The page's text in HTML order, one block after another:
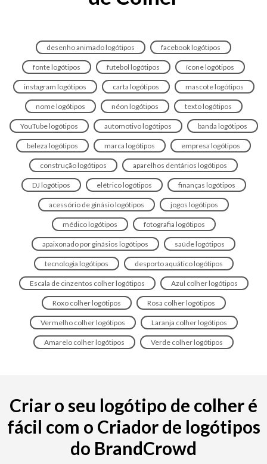
desenho animado logótipos facebook logótipos
fonte logótipos futebol logótipos ícone logótipos
instagram logótipos carta logótipos mascote logótipos
nome logótipos néon logótipos texto logótipos
YouTube logótipos automotivo logótipos banda logótipos
beleza logótipos marca logótipos empresa logótipos
construção logótipos aparelhos dentários logótipos
DJ logótipos elétrico logótipos finanças logótipos
acessório de ginásio logótipos jogos logótipos
médico logótipos fotografia logótipos
apaixonado por ginásios logótipos saúde logótipos
tecnologia logótipos desporto aquático logótipos
Escala de cinzentos colher logótipos Azul colher logótipos
Roxo colher logótipos Rosa colher logótipos
Vermelho colher logótipos Laranja colher logótipos
Amarelo colher logótipos Verde colher logótipos
Criar o seu logótipo de colher é
fácil com o Criador de logótipos
do BrandCrowd